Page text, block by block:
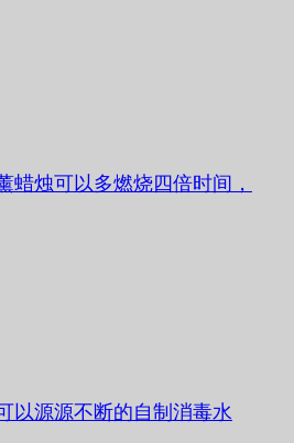
蜡烛可以多燃烧四倍时间，
以源源不断的自制消毒水